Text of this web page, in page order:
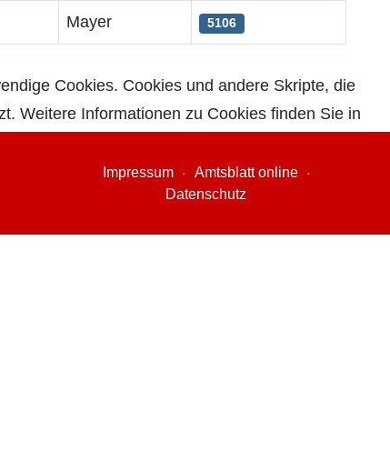
Mayer 5106
Impressum
Amtsblatt online
Datenschutz
Cookies. Cookies und andere Skripte, die
Weitere Informationen zu Cookies finden Sie in